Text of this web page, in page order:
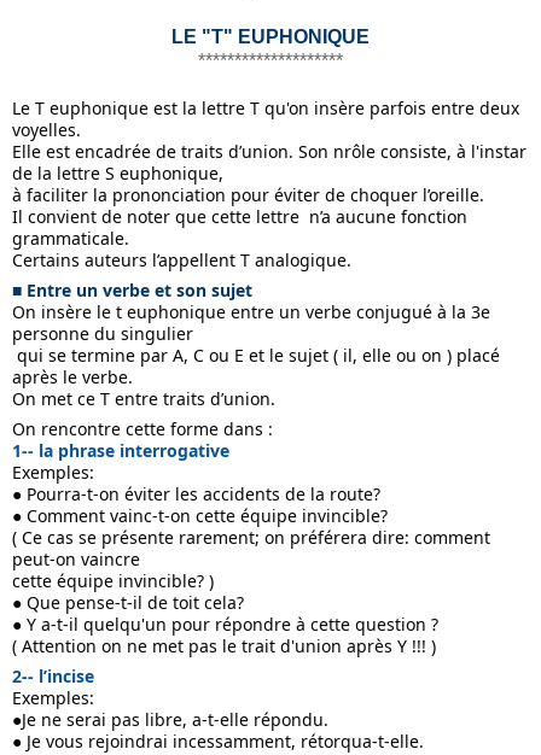
LE "T" EUPHONIQUE
********************
Le T euphonique est la lettre T qu'on insère parfois entre deux
voyelles.
Elle est encadrée de traits d’union. Son nrôle consiste, à l'instar
de la lettre S euphonique,
à faciliter la prononciation pour éviter de choquer l’oreille.
Il convient de noter que cette lettre  n’a aucune fonction
grammaticale.
Certains auteurs l’appellent T analogique.
■ Entre un verbe et son sujet
On insère le t euphonique entre un verbe conjugué à la 3e
personne du singulier
après le verbe.
On met ce T entre traits d’union.
On rencontre cette forme dans :
1-- la phrase interrogative
Exemples:
● Pourra-t-on éviter les accidents de la route?
● Comment vainc-t-on cette équipe invincible?
( Ce cas se présente rarement; on préférera dire: comment
peut-on vaincre
cette équipe invincible? )
● Que pense-t-il de toit cela?
● Y a-t-il quelqu'un pour répondre à cette question ?
( Attention on ne met pas le trait d'union après Y !!! )
2-- l’incise
Exemples:
●Je ne serai pas libre, a-t-elle répondu.
● Je vous rejoindrai incessamment, rétorqua-t-elle.